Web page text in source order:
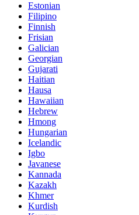
Estonian
Filipino
Finnish
Frisian
Galician
Georgian
Gujarati
Haitian
Hausa
Hawaiian
Hebrew
Hmong
Hungarian
Icelandic
Igbo
Javanese
Kannada
Kazakh
Khmer
Kurdish